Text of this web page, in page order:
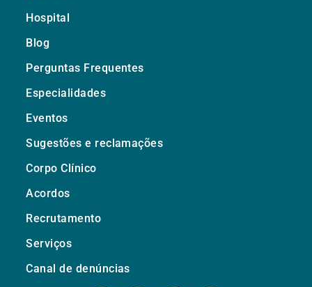
Hospital
Blog
Perguntas Frequentes
Especialidades
Eventos
Sugestões e reclamações
Corpo Clínico
Acordos
Recrutamento
Serviços
Canal de denúncias